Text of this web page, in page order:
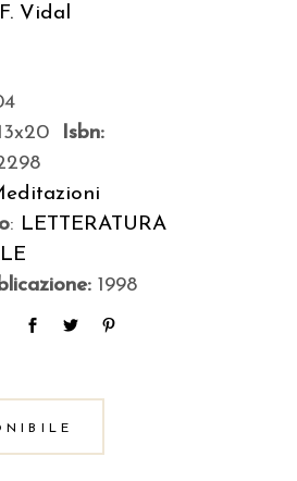
F. Vidal
Isbn:
: LETTERATURA
1998